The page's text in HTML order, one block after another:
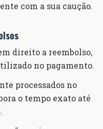
com a sua caução.
direito a reembolso,
no pagamento.
processados no
o tempo exato até